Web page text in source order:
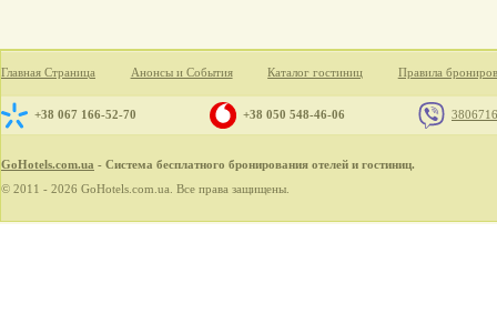
Главная Страница Анонсы и События Каталог гостиниц Правила
+38 067 166-52-70 +38 050 548-46-06
GoHotels.com.ua - Система бесплатного бронирования отелей и гостиниц.
© 2011 - 2026 GoHotels.com.ua. Все права защищены.